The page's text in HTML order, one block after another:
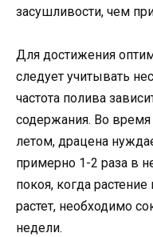
засушливости, чем
Для достижения
следует учитывать
частота полива
содержания. Во время
летом, драцена
примерно 1-2 раза в
покоя, когда
растет, необходимо
недели.